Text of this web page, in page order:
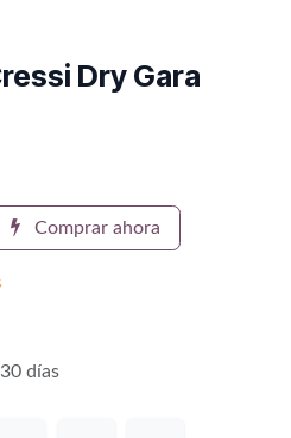
Dry Gara
Comprar ahora
días